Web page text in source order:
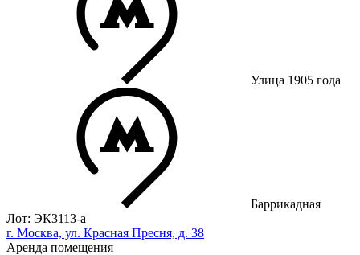
Улица 1905 года
Баррикадная
Лот: ЭК3113-a
г. Москва, ул. Красная Пресня, д. 38
Аренда помещения